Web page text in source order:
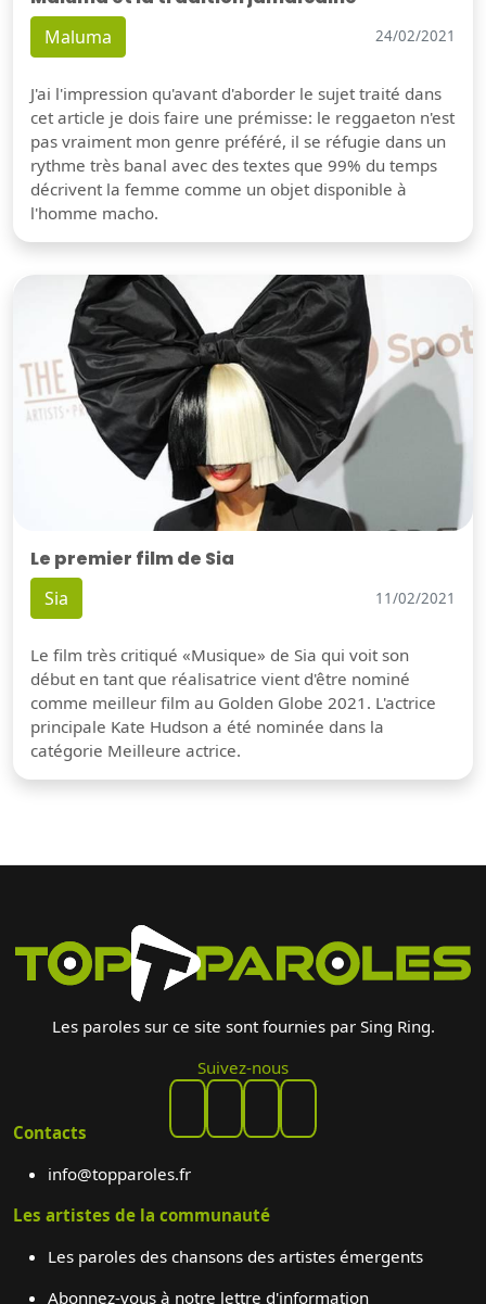
Maluma 24/02/2021
J'ai l'impression qu'avant d'aborder le sujet traité dans
cet article je dois faire une prémisse: le reggaeton n'est
pas vraiment mon genre préféré, il se réfugie dans un
rythme très banal avec des textes que 99% du temps
décrivent la femme comme un objet disponible à
l'homme macho.
Le premier film de Sia
Sia 11/02/2021
Le film très critiqué «Musique» de Sia qui voit son
début en tant que réalisatrice vient d'être nominé
comme meilleur film au Golden Globe 2021. L'actrice
principale Kate Hudson a été nominée dans la
catégorie Meilleure actrice.
Les paroles sur ce site sont fournies par Sing Ring.
Suivez-nous
Contacts
info@topparoles.fr
Les artistes de la communauté
Les paroles des chansons des artistes émergents
Abonnez-vous à notre lettre d'information